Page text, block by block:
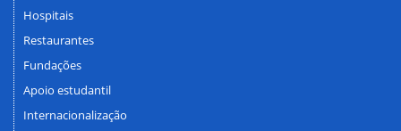
Hospitais
Restaurantes
Fundações
Apoio estudantil
Internacionalização